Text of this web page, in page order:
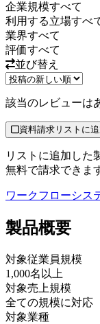
企業規模すべて
利用する立場すべ
業界すべて
評価すべて
並び替え
該当のレビューは
資料請求リストに
リストに追加した
無料で請求できま
ワークフローシス
製品概要
対象従業員規模
1,000名以上
対象売上規模
全ての規模に対応
対象業種